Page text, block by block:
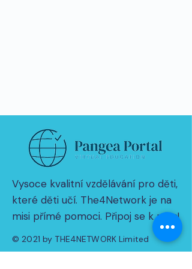
Vysoce kvalitní vzdělávání pro děti,
které děti učí. The4Network je na
misi přímé pomoci. Připoj se k nám!
© 2021 by THE4NETWORK Limited